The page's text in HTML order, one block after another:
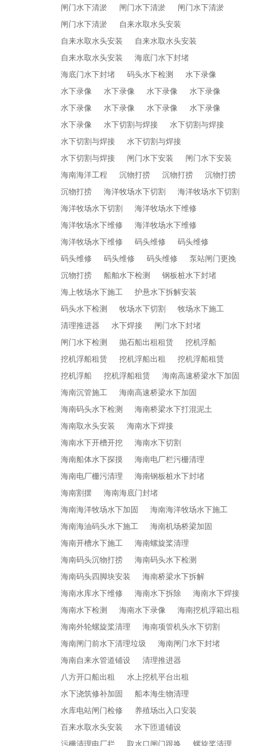
闸门水下清淤
闸门水下清淤
闸门水下清淤
闸门水下清淤
自来水取水头安装
自来水取水头安装
自来水取水头安装
自来水取水头安装
海底门水下封堵
海底门水下封堵
码头水下检测
水下录像
水下录像
水下录像 水下录像
水下录像
水下录像
水下录像 水下录像
水下录像
水下录像
水下切割与焊接
水下切割与焊接
水下切割与焊接
水下切割与焊接
水下切割与焊接
闸门水下安装
闸门水下安装
海南海洋工程
沉物打捞 沉物打捞
沉物打捞
沉物打捞
海洋牧场水下切割
海洋牧场水下切割
海洋牧场水下切割
海洋牧场水下维修
海洋牧场水下维修
海洋牧场水下维修
海洋牧场水下维修
码头维修
码头维修
码头维修
码头维修 码头维修
泵站闸门更挽
沉物打捞
船舶水下检测
钢板桩水下封堵
海上牧场水下施工
护悬水下拆解安装
码头水下检测
牧场水下切割
牧场水下施工
清理推进器
水下焊接
闸门水下封堵
闸门水下检测
抛石船出租租赁
挖机浮船
挖机浮船租赁
挖机浮船出租
挖机浮船租赁
挖机浮船
挖机浮船租赁
海南高速桥梁水下加固
海南沉管施工
海南高速桥梁水下加固
海南码头水下检测
海南桥梁水下打混泥土
海南取水头安装
海南水下焊接
海南水下开槽开挖
海南水下切割
海南船体水下探摸
海南电厂栏污栅清理
海南电厂栅污清理
海南钢板桩水下封堵
海南割摆
海南海底门封堵
海南海洋牧场水下加固
海南海洋牧场水下施工
海南海油码头水下施工
海南机场桥梁加固
海南开槽水下施工
海南螺旋桨清理
海南码头沉物打捞
海南码头水下检测
海南码头四脚块安装
海南桥梁水下拆解
海南水库水下维修
海南水下拆除
海南水下焊接
海南水下检测
海南水下录像
海南挖机浮箱出租
海南外轮螺旋桨清理
海南项管机头水下切割
海南闸门前水下清理垃圾
海南闸门水下封堵
海南自来水管道铺设
清理推进器
八方开口船出租
水上挖机平台出租
水下浇筑修补加固
船本海生物清理
水库电站闸门检修
养殖场出入口安装
百来水取水头安装
水下匝道铺设
污栅清理电厂拦
取水口闸门跟换 螺旋桨清理